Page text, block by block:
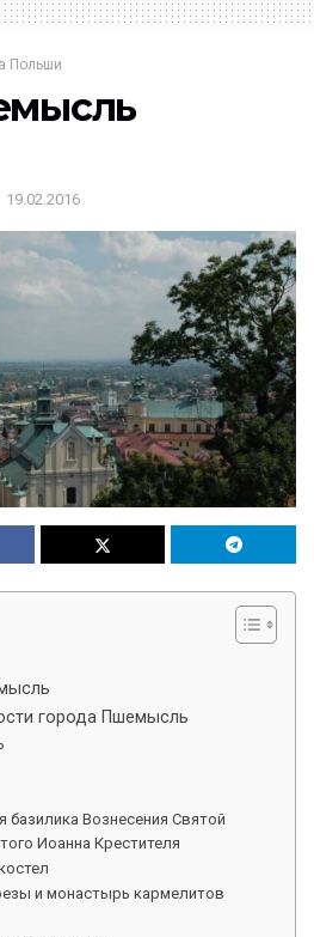
Польши
19.02.2016
города Пшемысль
базилика Вознесения Святой
Иоанна Крестителя
и монастырь кармелитов